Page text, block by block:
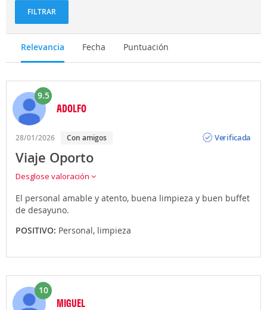
FILTRAR
Relevancia Fecha Puntuación
9.5
ADOLFO
28/01/2026 Con amigos
Verificada
Viaje Oporto
Desglose valoración
El personal amable y atento, buena limpieza y buen buffet
de desayuno.
POSITIVO: Personal, limpieza
10
MIGUEL